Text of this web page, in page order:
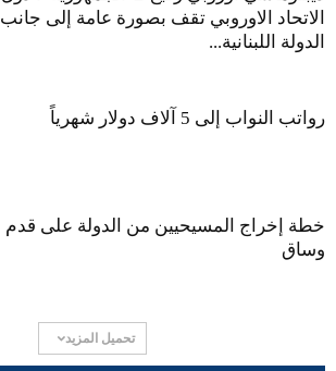
الاتحاد الاوروبي تقف بصورة عامة إلى جانب
الدولة اللبنانية...
رواتب النواب إلى 5 آلاف دولار شهرياً
خطة إخراج المسيحيين من الدولة على قدم
وساق
تحميل المزيد